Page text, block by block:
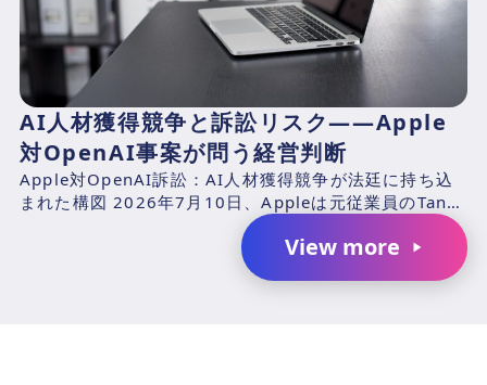
AI人材獲得競争と訴訟リスク――Apple
対OpenAI事案が問う経営判断
Apple対OpenAI訴訟：AI人材獲得競争が法廷に持ち込
まれた構図 2026年7月10日、Appleは元従業員のTang
View more